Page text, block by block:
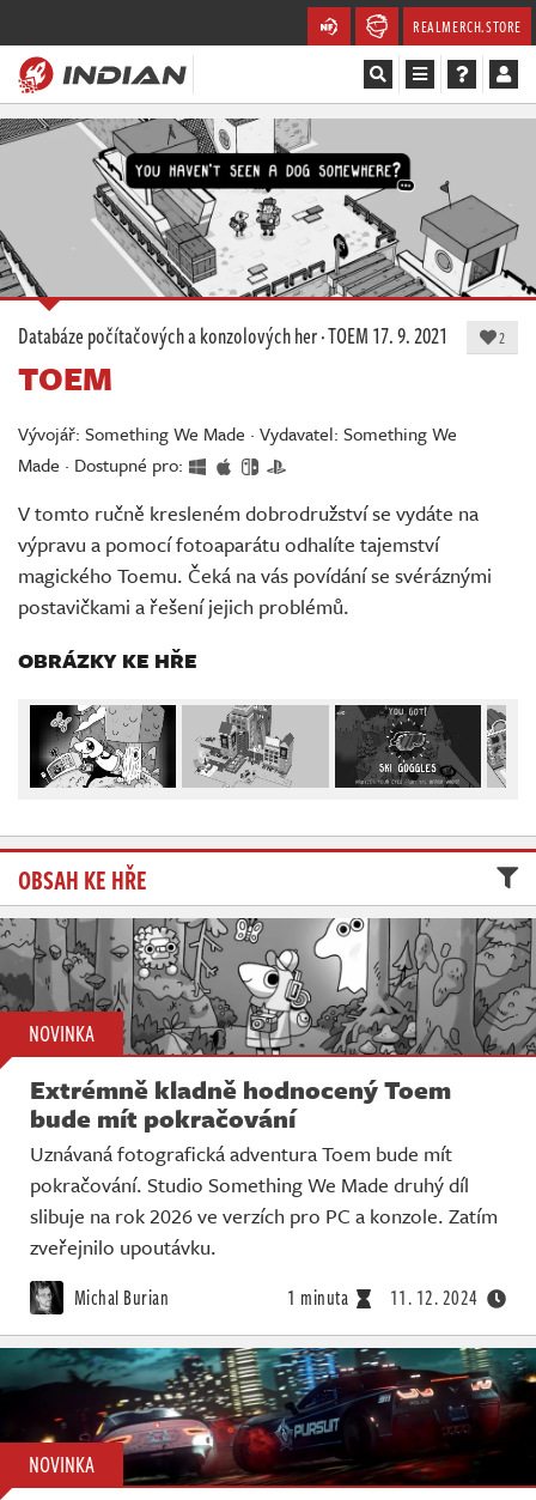
REALMERCH.STORE
Magazín
Videa
Soutěže
Databáze
Komunita
Živě
Databáze počítačových a konzolových her·TOEM17. 9. 2021 2
TOEM
Vývojář: Something We Made · Vydavatel: Something We
Made · Dostupné pro:
V tomto ručně kresleném dobrodružství se vydáte na
výpravu a pomocí fotoaparátu odhalíte tajemství
magického Toemu. Čeká na vás povídání se svéráznými
postavičkami a řešení jejich problémů.
OBRÁZKY KE HŘE
OBSAH KE HŘE
NOVINKA
Extrémně kladně hodnocený Toem
bude mít pokračování
Uznávaná fotografická adventura Toem bude mít
pokračování. Studio Something We Made druhý díl
slibuje na rok 2026 ve verzích pro PC a konzole. Zatím
zveřejnilo upoutávku.
Michal Burian 1 minuta 11. 12. 2024
NOVINKA